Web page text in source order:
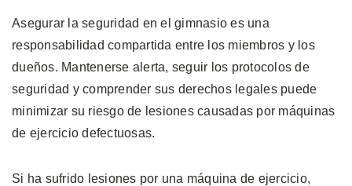
Asegurar la seguridad en el gimnasio es una
responsabilidad compartida entre los miembros y los
dueños. Mantenerse alerta, seguir los protocolos de
seguridad y comprender sus derechos legales puede
minimizar su riesgo de lesiones causadas por máquinas
de ejercicio defectuosas.
Si ha sufrido lesiones por una máquina de ejercicio,